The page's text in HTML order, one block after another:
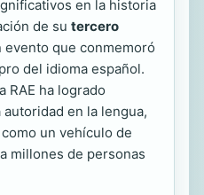
en la historia
de su tercero
evento que conmemoró
del idioma español.
RAE ha logrado
en la lengua,
un vehículo de
millones de personas